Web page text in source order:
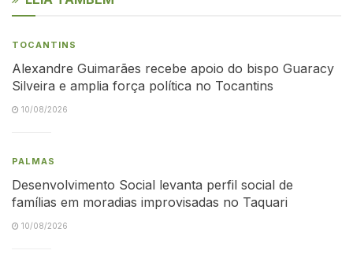
TOCANTINS
Alexandre Guimarães recebe apoio do bispo Guaracy
Silveira e amplia força política no Tocantins
10/08/2026
PALMAS
Desenvolvimento Social levanta perfil social de
famílias em moradias improvisadas no Taquari
10/08/2026